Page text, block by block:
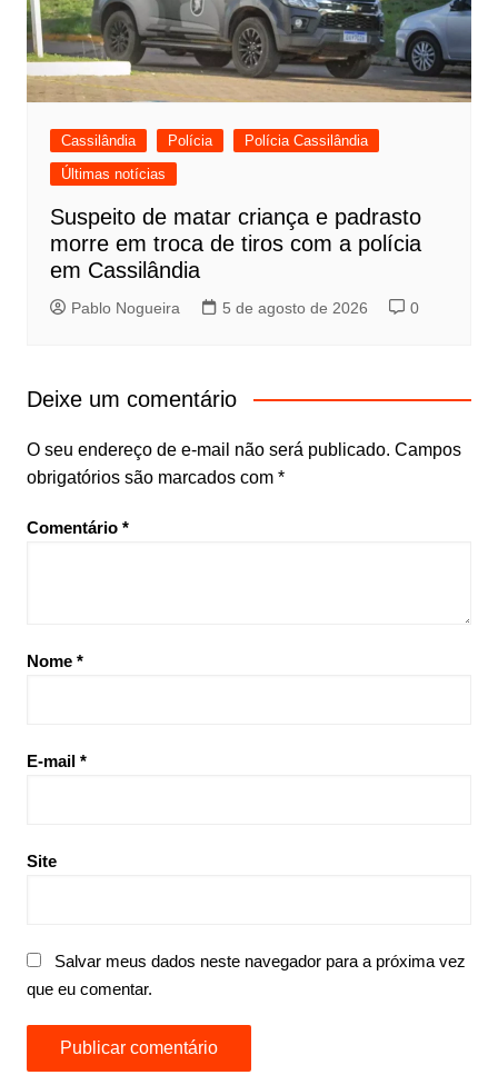
Cassilândia Polícia
Polícia Cassilândia
Últimas notícias
Suspeito de matar criança e padrasto
morre em troca de tiros com a polícia
em Cassilândia
Pablo Nogueira 5 de agosto de 2026 0
Deixe um comentário
O seu endereço de e-mail não será publicado. Campos
obrigatórios são marcados com *
Comentário *
Nome *
E-mail *
Site
Salvar meus dados neste navegador para a próxima vez
que eu comentar.